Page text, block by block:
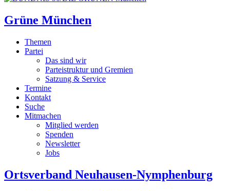
Grüne München
Themen
Partei
Das sind wir
Parteistruktur und Gremien
Satzung & Service
Termine
Kontakt
Suche
Mitmachen
Mitglied werden
Spenden
Newsletter
Jobs
Ortsverband Neuhausen-Nymphenburg